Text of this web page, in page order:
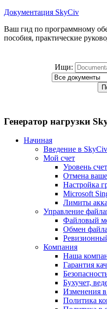
Документация SkyCiv
Ваш гид по программному
пособия, практические
Ищи:
Генератор нагрузки
Начиная
Введение в SkyCiv
Мой счет
Уровень
Отмена
Настройка
Microsoft
Лимиты
Управление
Файловый
Обмен
Компания
Наша
Гарантия
Бухучет,
Изменения
Политика